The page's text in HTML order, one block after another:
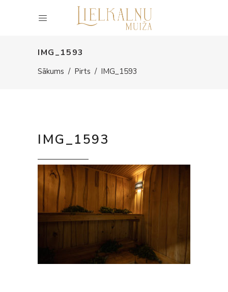
IMG_1593
Sākums / Pirts / IMG_1593
IMG_1593